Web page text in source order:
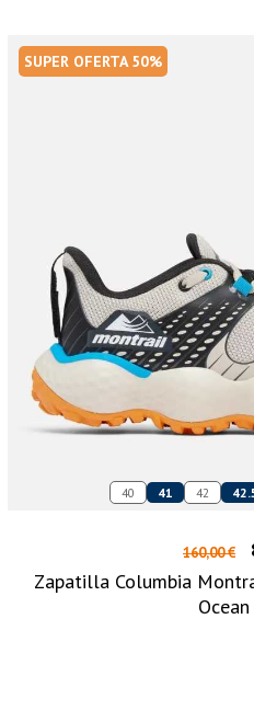
SUPER OFERTA 50%
40 41 42
160,00 €
Zapatilla Columbia